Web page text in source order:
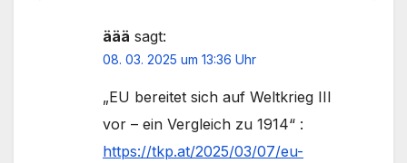
äää sagt:
08. 03. 2025 um 13:36 Uhr
„EU bereitet sich auf Weltkrieg III
vor – ein Vergleich zu 1914“ :
https://tkp.at/2025/03/07/eu-